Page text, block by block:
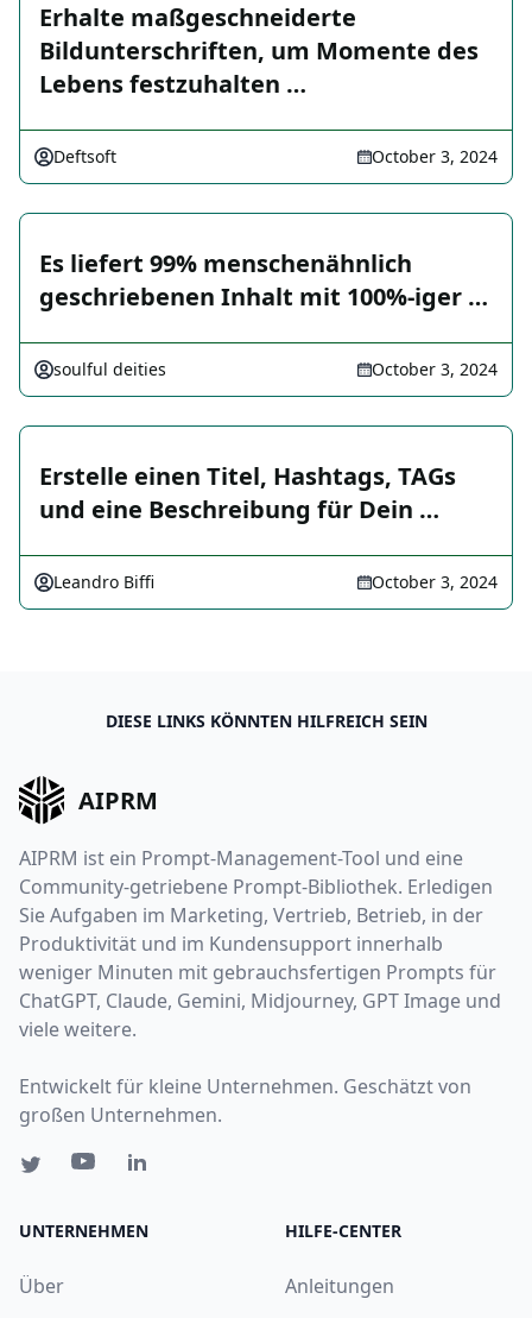
Erhalte maßgeschneiderte
Bildunterschriften, um Momente des
Lebens festzuhalten …
Deftsoft October 3, 2024
Es liefert 99% menschenähnlich
geschriebenen Inhalt mit 100%-iger …
soulful deities October 3, 2024
Erstelle einen Titel, Hashtags, TAGs
und eine Beschreibung für Dein …
Leandro Biffi October 3, 2024
DIESE LINKS KÖNNTEN HILFREICH SEIN
AIPRM
AIPRM ist ein Prompt-Management-Tool und eine
Community-getriebene Prompt-Bibliothek. Erledigen
Sie Aufgaben im Marketing, Vertrieb, Betrieb, in der
Produktivität und im Kundensupport innerhalb
weniger Minuten mit gebrauchsfertigen Prompts für
ChatGPT, Claude, Gemini, Midjourney, GPT Image und
viele weitere.
Entwickelt für kleine Unternehmen. Geschätzt von
großen Unternehmen.
UNTERNEHMEN
Über
HILFE-CENTER
Anleitungen